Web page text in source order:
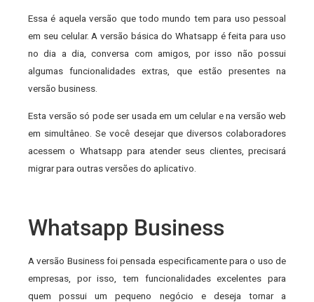
Essa é aquela versão que todo mundo tem para uso pessoal
em seu celular. A versão básica do Whatsapp é feita para uso
no dia a dia, conversa com amigos, por isso não possui
algumas funcionalidades extras, que estão presentes na
versão business.
Esta versão só pode ser usada em um celular e na versão web
em simultâneo. Se você desejar que diversos colaboradores
acessem o Whatsapp para atender seus clientes, precisará
migrar para outras versões do aplicativo.
Whatsapp Business
A versão Business foi pensada especificamente para o uso de
empresas, por isso, tem funcionalidades excelentes para
quem possui um pequeno negócio e deseja tornar a